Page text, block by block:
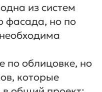
из систем
фасада, но по
по облицовке, но
которые